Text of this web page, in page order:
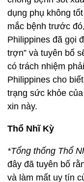
dụng phụ không
mắc bệnh trước
Philippines đã gọi
trợn” và tuyên bố
có trách nhiệm
Philippines cho
trạng sức khỏe
xin này.
Thổ Nhĩ Kỳ
*Tổng thống Thổ
đây đã tuyên bố
và làm mất uy tín